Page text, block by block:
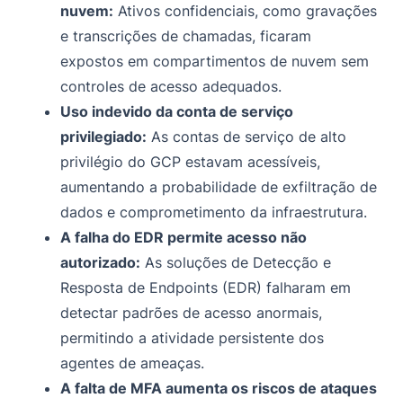
nuvem: Ativos confidenciais, como gravações
e transcrições de chamadas, ficaram
expostos em compartimentos de nuvem sem
controles de acesso adequados.
Uso indevido da conta de serviço
privilegiado: As contas de serviço de alto
privilégio do GCP estavam acessíveis,
aumentando a probabilidade de exfiltração de
dados e comprometimento da infraestrutura.
A falha do EDR permite acesso não
autorizado: As soluções de Detecção e
Resposta de Endpoints (EDR) falharam em
detectar padrões de acesso anormais,
permitindo a atividade persistente dos
agentes de ameaças.
A falta de MFA aumenta os riscos de ataques